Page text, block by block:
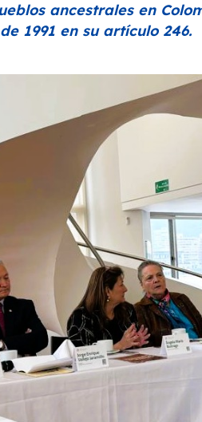
ancestrales en
1991 en su artículo 246.